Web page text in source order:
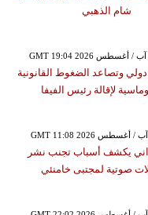
شام الذهبي
وتصاعد الضغوط القانونية
لإقالة رئيس الفيفا
يكشف أسباب تجنب نشر
صوتية لمجتبى خامنئي